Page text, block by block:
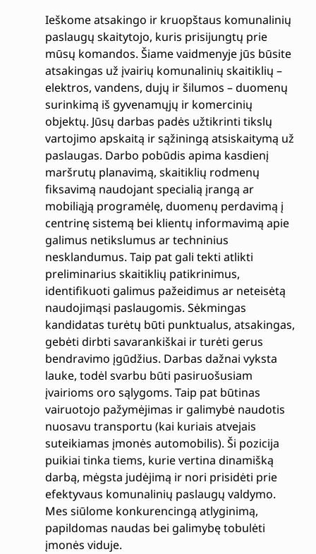
Ieškome atsakingo ir kruopštaus komunalinių
paslaugų skaitytojo, kuris prisijungtų prie
mūsų komandos. Šiame vaidmenyje jūs būsite
atsakingas už įvairių komunalinių skaitiklių –
elektros, vandens, dujų ir šilumos – duomenų
surinkimą iš gyvenamųjų ir komercinių
objektų. Jūsų darbas padės užtikrinti tikslų
vartojimo apskaitą ir sąžiningą atsiskaitymą už
paslaugas. Darbo pobūdis apima kasdienį
maršrutų planavimą, skaitiklių rodmenų
fiksavimą naudojant specialią įrangą ar
mobiliąją programėlę, duomenų perdavimą į
centrinę sistemą bei klientų informavimą apie
galimus netikslumus ar techninius
nesklandumus. Taip pat gali tekti atlikti
preliminarius skaitiklių patikrinimus,
identifikuoti galimus pažeidimus ar neteisėtą
naudojimąsi paslaugomis. Sėkmingas
kandidatas turėtų būti punktualus, atsakingas,
gebėti dirbti savarankiškai ir turėti gerus
bendravimo įgūdžius. Darbas dažnai vyksta
lauke, todėl svarbu būti pasiruošusiam
įvairioms oro sąlygoms. Taip pat būtinas
vairuotojo pažymėjimas ir galimybė naudotis
nuosavu transportu (kai kuriais atvejais
suteikiamas įmonės automobilis). Ši pozicija
puikiai tinka tiems, kurie vertina dinamišką
darbą, mėgsta judėjimą ir nori prisidėti prie
efektyvaus komunalinių paslaugų valdymo.
Mes siūlome konkurencingą atlyginimą,
papildomas naudas bei galimybę tobulėti
įmonės viduje.